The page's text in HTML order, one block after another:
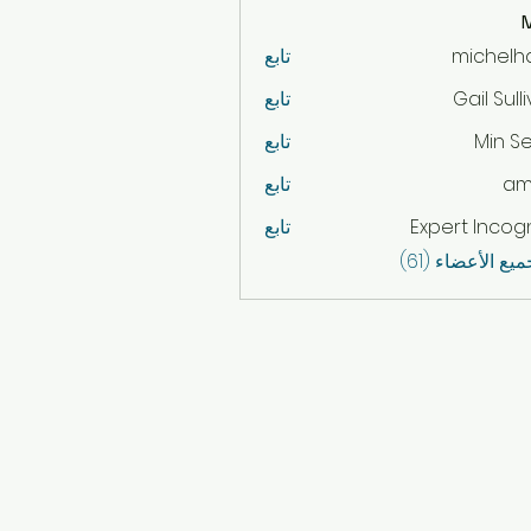
تابع
Gail
تابع
Min
تابع
تابع
Expert
تابع
الأعضاء (61)